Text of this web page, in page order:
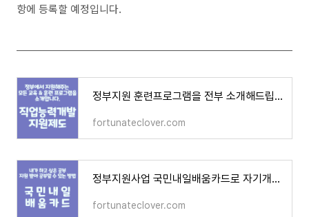
항에 등록할 예정입니다.
정부지원 훈련프로그램을 전부 소개해드립니다❗
fortunateclover.com
정부지원사업 국민내일배움카드로 자기개발 시작해보세요
fortunateclover.com